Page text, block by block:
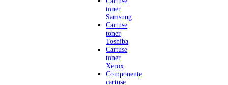
toner
Samsung
Cartuse
toner
Toshiba
Cartuse
toner
Xerox
Componente
cartuse